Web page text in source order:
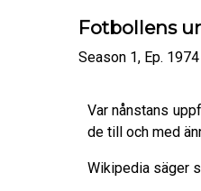
Fotbollens
Season 1, Ep. 1974
Var nånstans
de till och med
Wikipedia säger